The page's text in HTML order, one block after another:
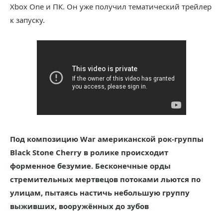
Xbox One и ПК. Он уже получил тематический трейлер
к запуску.
Под композицию War американской рок-группы
Black Stone Cherry в ролике происходит
форменное безумие. Бесконечные орды
стремительных мертвецов потоками льются по
улицам, пытаясь настичь небольшую группу
выживших, вооружённых до зубов